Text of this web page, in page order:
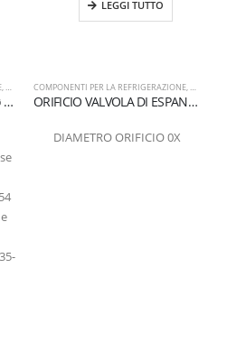
,VENTOLE ASSIALI
Ventilatore assiale ventola ø 350 mm 230 Volt 4 poli 1400 giri aspirante
COMPONENTI PER LA REFRIGERAZIONE,ORIFIZIO
ORIFICIO VALVOLA DI ESPANSIONE ATTACCO A FLANGIARE 0X
DIAMETRO ORIFICIO 0X
LEGGI TUTTO